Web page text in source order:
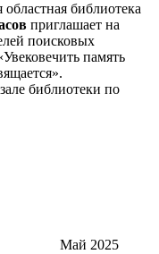
областная библиотека
приглашает на
поисковых
память
библиотеки по
Май 2025